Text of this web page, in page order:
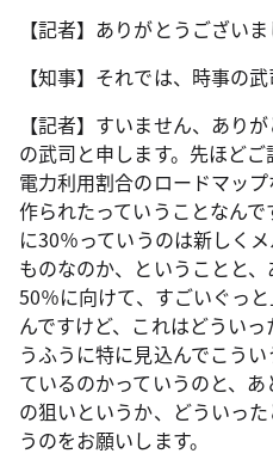
【記者】ありがとうございま
【知事】それでは、時事の
【記者】すいません、あり
の武司と申します。先ほど
電力利用割合のロードマッ
作られたっていうことなん
に30％っていうのは新しく
ものなのか、ということと
50％に向けて、すごいぐっ
んですけど、これはどうい
うふうに特に見込んでこう
ているのかっていうのと、
の狙いというか、どういっ
うのをお願いします。